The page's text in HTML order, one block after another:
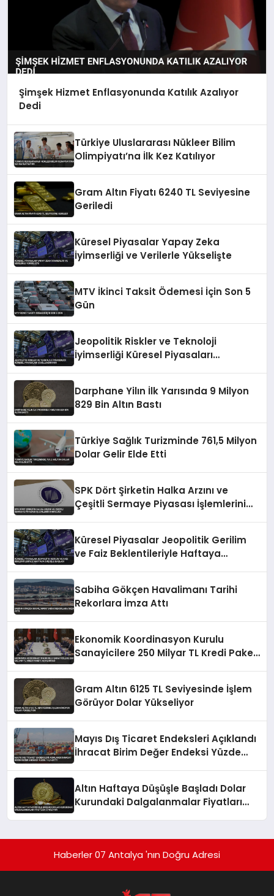
Şimşek Hizmet Enflasyonunda Katılık Azalıyor
Dedi
Türkiye Uluslararası Nükleer Bilim
Olimpiyatı’na İlk Kez Katılıyor
Gram Altın Fiyatı 6240 TL Seviyesine
Geriledi
Küresel Piyasalar Yapay Zeka
İyimserliği ve Verilerle Yükselişte
MTV İkinci Taksit Ödemesi İçin Son 5
Gün
Jeopolitik Riskler ve Teknoloji
İyimserliği Küresel Piyasaları
Darphane Yilın İlk Yarısında 9 Milyon
829 Bin Altın Bastı
Türkiye Sağlık Turizminde 761,5 Milyon
Dolar Gelir Elde Etti
SPK Dört Şirketin Halka Arzını ve
Çeşitli Sermaye Piyasası İşlemlerini
Küresel Piyasalar Jeopolitik Gerilim
ve Faiz Beklentileriyle Haftaya
Sabiha Gökçen Havalimanı Tarihi
Rekorlara İmza Attı
Ekonomik Koordinasyon Kurulu
Sanayicilere 250 Milyar TL Kredi Paketi
Gram Altın 6125 TL Seviyesinde İşlem
Görüyor Dolar Yükseliyor
Mayıs Dış Ticaret Endeksleri Açıklandı
İhracat Birim Değer Endeksi Yüzde
Altın Haftaya Düşüşle Başladı Dolar
Kurundaki Dalgalanmalar Fiyatları
Haberler 07 Antalya 'nın Doğru Adresi